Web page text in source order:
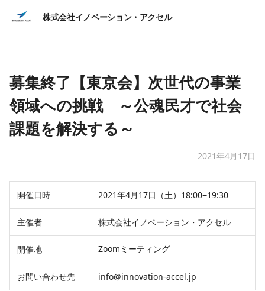
株式会社イノベーション・アクセル
募集終了【東京会】次世代の事業
領域への挑戦 ～公魂民才で社会
課題を解決する～
2021年4月17日
開催日時 2021年4月17日（土）18:00−19:30
主催者 株式会社イノベーション・アクセル
開催地 Zoomミーティング
お問い合わせ先 info@innovation-accel.jp